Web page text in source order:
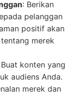
: Berikan
pelanggan
positif akan
merek
Buat konten yang
audiens Anda.
merek dan